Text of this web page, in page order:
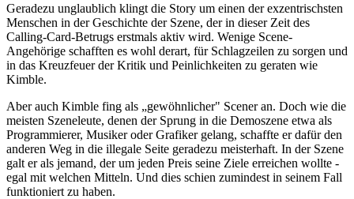
Geradezu unglaublich klingt die Story um einen der exzentrischsten
Menschen in der Geschichte der Szene, der in dieser Zeit des
Calling-Card-Betrugs erstmals aktiv wird. Wenige Scene-
Angehörige schafften es wohl derart, für Schlagzeilen zu sorgen und
in das Kreuzfeuer der Kritik und Peinlichkeiten zu geraten wie
Kimble.
Aber auch Kimble fing als „gewöhnlicher" Scener an. Doch wie die
meisten Szeneleute, denen der Sprung in die Demoszene etwa als
Programmierer, Musiker oder Grafiker gelang, schaffte er dafür den
anderen Weg in die illegale Seite geradezu meisterhaft. In der Szene
galt er als jemand, der um jeden Preis seine Ziele erreichen wollte -
egal mit welchen Mitteln. Und dies schien zumindest in seinem Fall
funktioniert zu haben.